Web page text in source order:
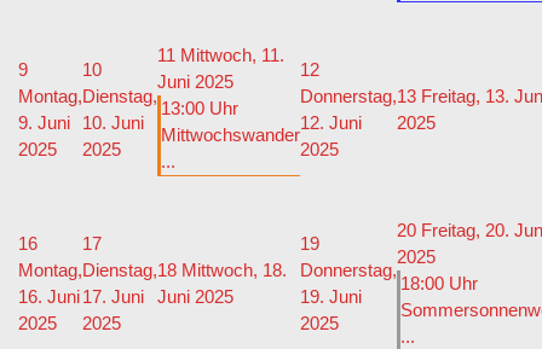
9
Montag,
9. Juni
2025
10
Dienstag,
10. Juni
2025
11 Mittwoch, 11.
Juni 2025
13:00 Uhr
Mittwochswander
...
12
Donnerstag,
12. Juni
2025
13 Freitag, 13.
2025
16
Montag,
16. Juni
2025
17
Dienstag,
17. Juni
2025
18 Mittwoch, 18.
Juni 2025
19
Donnerstag,
19. Juni
2025
20 Freitag, 20.
2025
18:00 Uhr
...